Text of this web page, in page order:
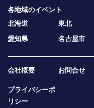
各地域のイベント
北海道
東北
愛知県
名古屋市
会社概要 お問合せ
プライバシーポ
リシー